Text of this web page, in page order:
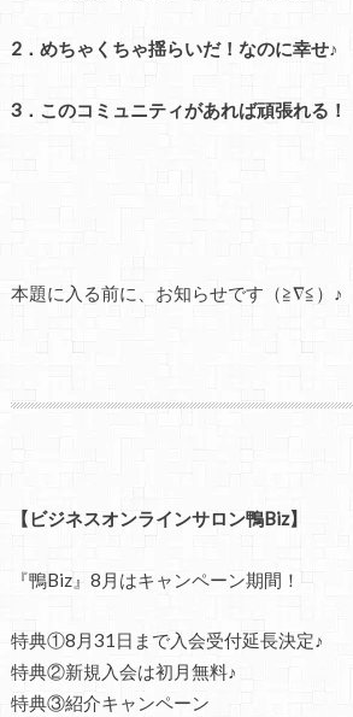
2．めちゃくちゃ揺らいだ！なのに幸せ♪
3．このコミュニティがあれば頑張れる！
本題に入る前に、お知らせです（≧∇≦）♪
【ビジネスオンラインサロン鴨Biz】
『鴨Biz』8月はキャンペーン期間！
特典①8月31日まで入会受付延長決定♪
特典②新規入会は初月無料♪
特典③紹介キャンペーン